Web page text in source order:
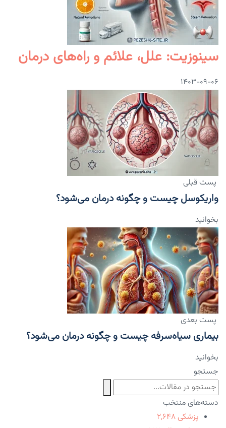
سینوزیت: علل، علائم و راه‌های درمان
۱۴۰۳-۰۹-۰۶
پست قبلی
واریکوسل چیست و چگونه درمان می‌شود؟
بخوانید
پست بعدی
بیماری سیاه‌سرفه چیست و چگونه درمان می‌شود؟
بخوانید
جستجو
دسته‌های منتخب
پزشکی ۲,۶۴۸